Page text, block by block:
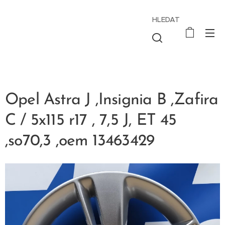
HLEDAT
Opel Astra J ,Insignia B ,Zafira
C / 5x115 r17 , 7,5 J, ET 45
,so70,3 ,oem 13463429